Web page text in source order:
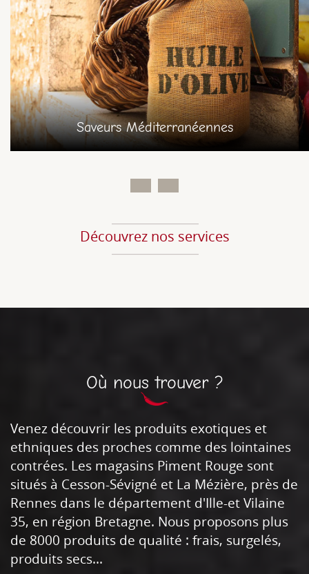
Saveurs Méditerranéennes
Découvrez nos services
Où nous trouver ?
Venez découvrir les produits exotiques et
ethniques des proches comme des lointaines
contrées. Les magasins Piment Rouge sont
situés à Cesson-Sévigné et La Mézière, près de
Rennes dans le département d'Ille-et Vilaine
35, en région Bretagne. Nous proposons plus
de 8000 produits de qualité : frais, surgelés,
produits secs...